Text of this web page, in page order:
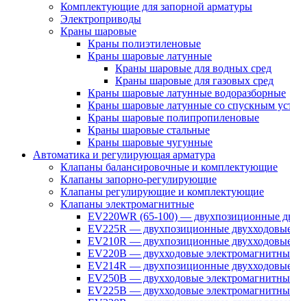
Комплектующие для запорной арматуры
Электроприводы
Краны шаровые
Краны полиэтиленовые
Краны шаровые латунные
Краны шаровые для водных сред
Краны шаровые для газовых сред
Краны шаровые латунные водоразборные
Краны шаровые латунные со спускным
Краны шаровые полипропиленовые
Краны шаровые стальные
Краны шаровые чугунные
Автоматика и регулирующая арматура
Клапаны балансировочные и комплектующие
Клапаны запорно-регулирующие
Клапаны регулирующие и комплектующие
Клапаны электромагнитные
EV220WR (65-100) — двухпозиционные
EV225R — двухпозиционные
EV210R — двухпозиционные
EV220B — двухходовые
EV214R — двухпозиционные
EV250B — двухходовые
EV225B — двухходовые